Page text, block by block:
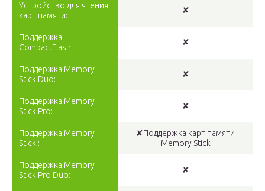
Устройство для чтения
карт памяти:
✘
Поддержка
CompactFlash:
✘
Поддержка Memory
Stick Duo:
✘
Поддержка Memory
Stick Pro:
✘
Поддержка Memory
Stick :
✘Поддержка карт памяти
Memory Stick
Поддержка Memory
Stick Pro Duo:
✘